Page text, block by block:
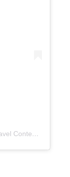
Un post condiviso da Martina Aiello | Travel Content Creator | Veneto (@_martina_aiello_)